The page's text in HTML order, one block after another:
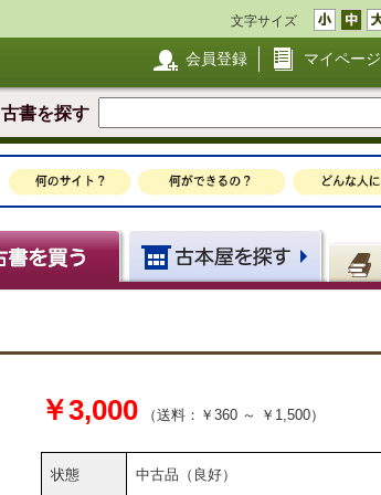
文字サイズ
会員登録 マイページ
古書を探す
￥3,000 （送料：￥360 ～ ￥1,500）
状態 中古品（良好）